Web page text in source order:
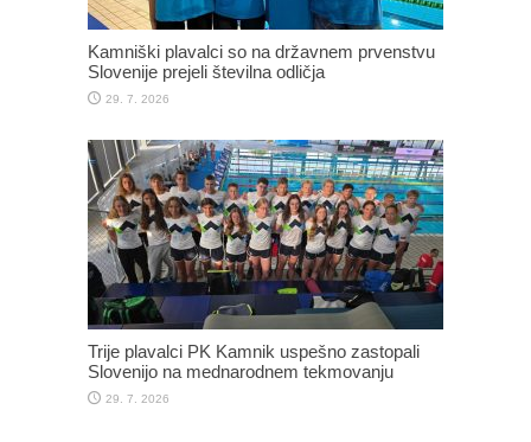
Kamniški plavalci so na državnem prvenstvu
Slovenije prejeli številna odličja
29. 7. 2026
Trije plavalci PK Kamnik uspešno zastopali
Slovenijo na mednarodnem tekmovanju
29. 7. 2026